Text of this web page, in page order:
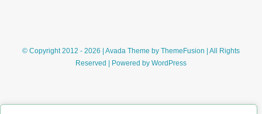
© Copyright 2012 - 2026 | Avada Theme by ThemeFusion | All Rights
Reserved | Powered by WordPress